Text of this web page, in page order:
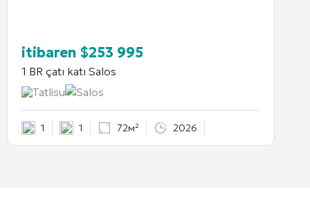
itibaren $253 995
1 BR çatı katı Salos
Tatlisu
Salos
1 1 72м² 2026